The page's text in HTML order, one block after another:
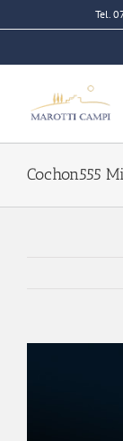
al
Tel.
Cochon555